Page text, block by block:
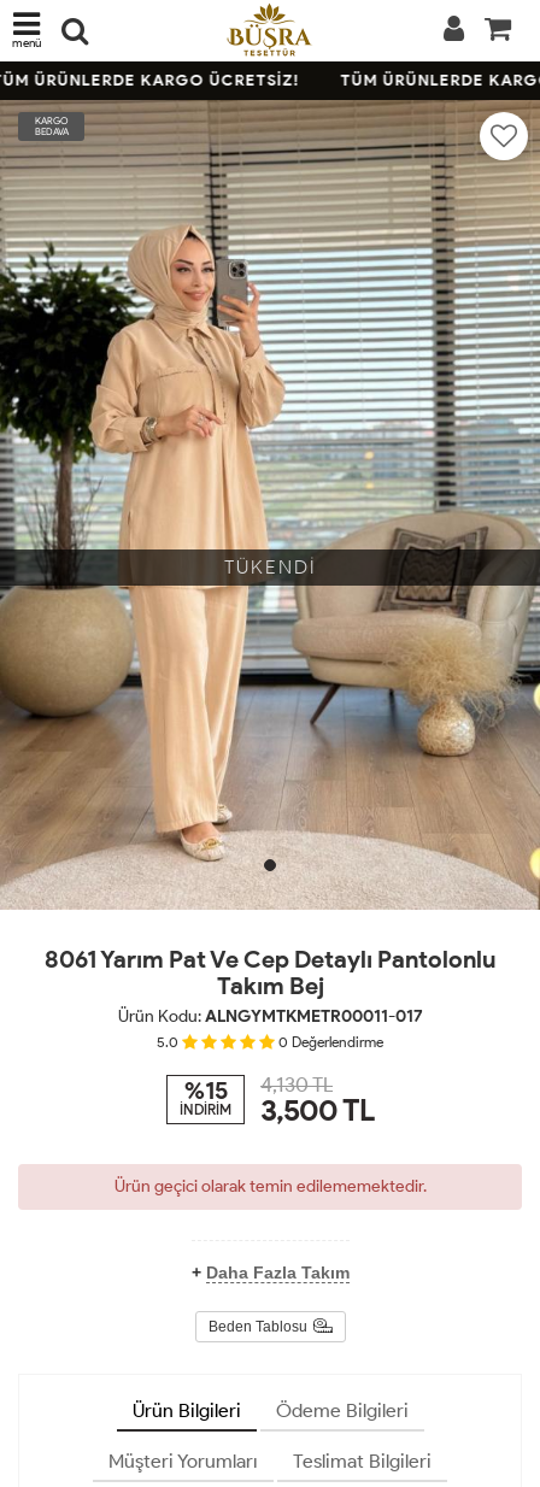
menü
ÜRÜNLERDE KARGO ÜCRETSİZ! TÜM ÜRÜNLERDE
TÜKENDİ
KARGO
BEDAVA
8061 Yarım Pat Ve Cep Detaylı Pantolonlu
Takım Bej
Ürün Kodu:ALNGYMTKMETR00011-017
5.0 0 Değerlendirme
%15
İNDİRİM
4,130 TL
3,500TL
Ürün geçici olarak temin edilememektedir.
+ Daha Fazla Takım
Beden Tablosu
Ürün Bilgileri Ödeme Bilgileri
Müşteri Yorumları Teslimat Bilgileri